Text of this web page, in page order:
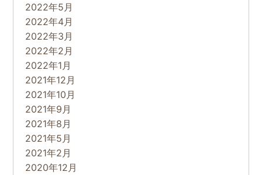
2022年5月
2022年4月
2022年3月
2022年2月
2022年1月
2021年12月
2021年10月
2021年9月
2021年8月
2021年5月
2021年2月
2020年12月